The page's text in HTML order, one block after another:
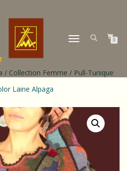
DÉPLIER
0
/ Collection Femme / Pull-Tunique
Laine Alpaga